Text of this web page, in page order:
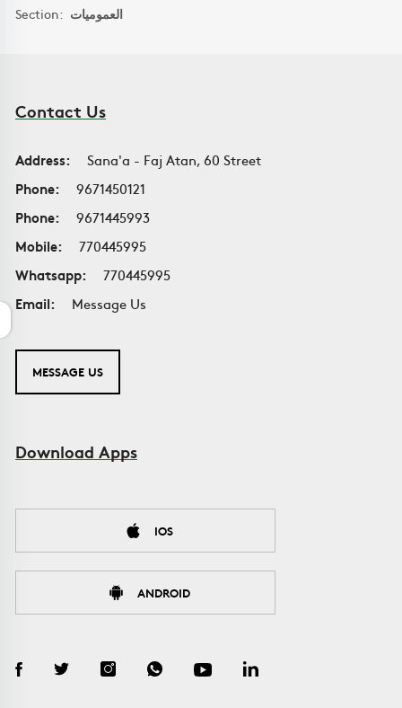
Section: العموميات
Contact Us
Address:
Sana'a - Faj Atan, 60 Street
Phone:
9671450121
Phone:
9671445993
Mobile:
770445995
Whatsapp:
770445995
Email:
Message Us
MESSAGE US
Download Apps
IOS
ANDROID